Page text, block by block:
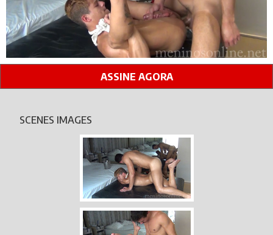
ASSINE AGORA
SCENES IMAGES